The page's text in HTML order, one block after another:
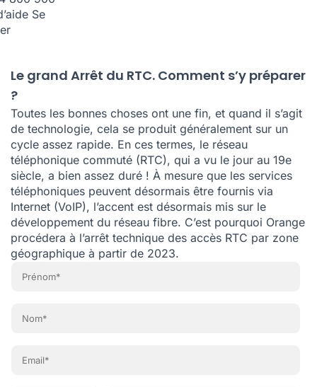
Se
Le grand Arrêt du RTC. Comment s’y préparer
?
Toutes les bonnes choses ont une fin, et quand il s’agit
de technologie, cela se produit généralement sur un
cycle assez rapide. En ces termes, le réseau
téléphonique commuté (RTC), qui a vu le jour au 19e
siècle, a bien assez duré ! À mesure que les services
téléphoniques peuvent désormais être fournis via
Internet (VoIP), l’accent est désormais mis sur le
développement du réseau fibre. C’est pourquoi Orange
procédera à l’arrêt technique des accès RTC par zone
géographique à partir de 2023.